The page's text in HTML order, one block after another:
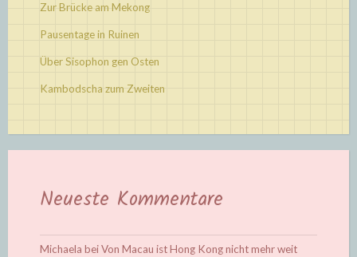
Zur Brücke am Mekong
Pausentage in Ruinen
Über Sisophon gen Osten
Kambodscha zum Zweiten
Neueste Kommentare
Michaela beiVon Macau ist Hong Kong nicht mehr weit